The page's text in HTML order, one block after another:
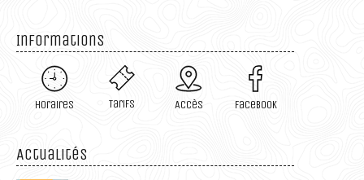
Informations
Horaires Tarifs Accès Facebook
Actualités